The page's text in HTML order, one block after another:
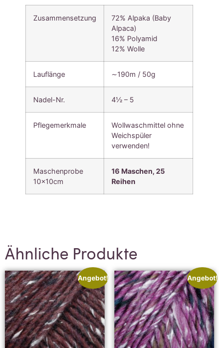
Zusammensetzung
72% Alpaka (Baby
Alpaca)
16% Polyamid
12% Wolle
Lauflänge ∼190m / 50g
Nadel-Nr. 4½ – 5
Pflegemerkmale
Wollwaschmittel ohne
Weichspüler
verwenden!
Maschenprobe
10x10cm
16 Maschen,25
Reihen
Ähnliche Produkte
Angebot! Angebot!